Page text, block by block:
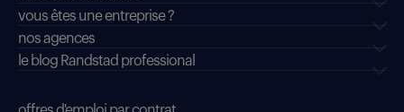
vous êtes une entreprise ?
nos agences
le blog Randstad professional